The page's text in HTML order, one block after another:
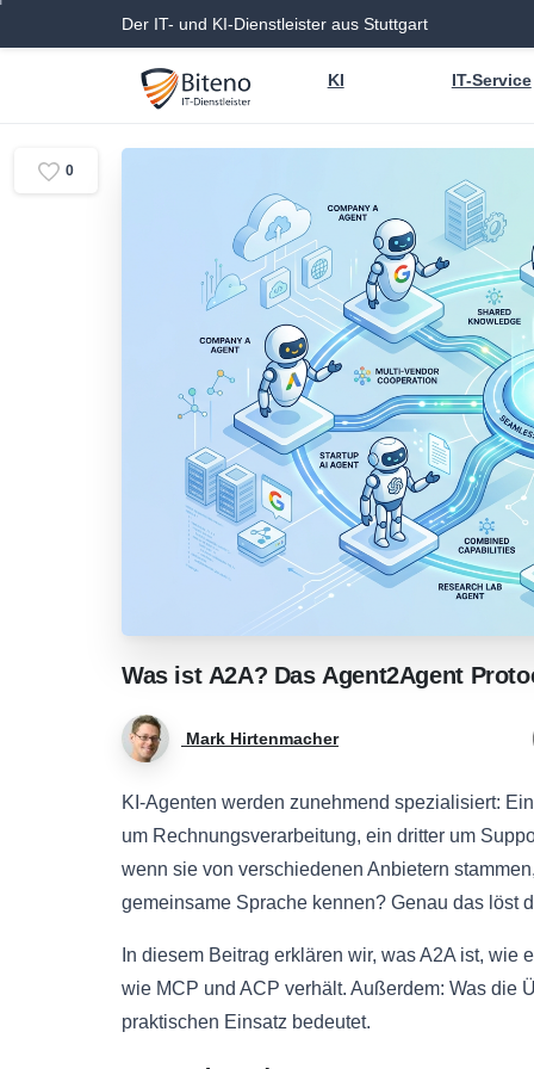
Der IT- und KI-Dienstleister aus Stuttgart
KI IT-Service
Was ist A2A? Das Agent2Agent
Mark Hirtenmacher
KI-Agenten werden zunehmend spezialisiert:
um Rechnungsverarbeitung, ein dritter um
wenn sie von verschiedenen Anbietern
gemeinsame Sprache kennen? Genau das löst
In diesem Beitrag erklären wir, was A2A ist,
wie MCP und ACP verhält. Außerdem: Was die
praktischen Einsatz bedeutet.
0